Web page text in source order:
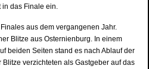
in das Finale ein.
aus dem vergangenen Jahr.
Blitze aus Osternienburg. In einem
beiden Seiten stand es nach Ablauf der
verzichteten als Gastgeber auf das